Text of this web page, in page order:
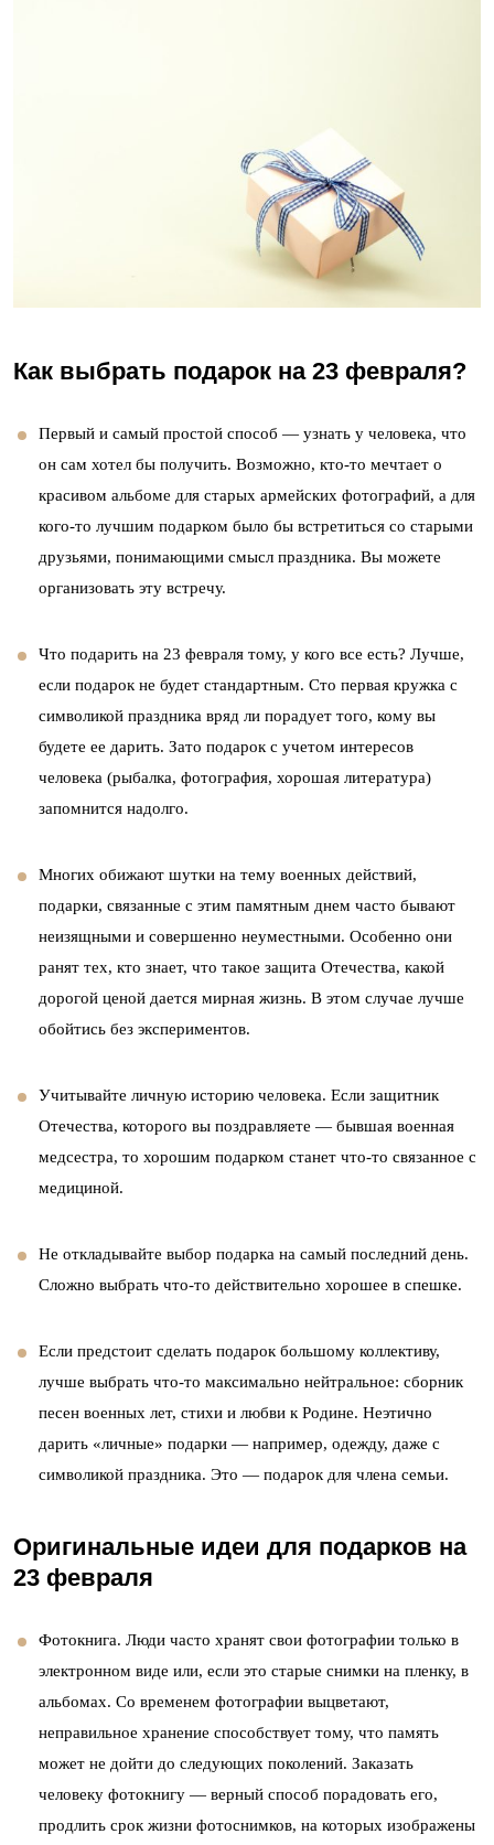
Как выбрать подарок на 23 февраля?
Первый и самый простой способ — узнать у человека, что
он сам хотел бы получить. Возможно, кто-то мечтает о
красивом альбоме для старых армейских фотографий, а для
кого-то лучшим подарком было бы встретиться со старыми
друзьями, понимающими смысл праздника. Вы можете
организовать эту встречу.
Что подарить на 23 февраля тому, у кого все есть? Лучше,
если подарок не будет стандартным. Сто первая кружка с
символикой праздника вряд ли порадует того, кому вы
будете ее дарить. Зато подарок с учетом интересов
человека (рыбалка, фотография, хорошая литература)
запомнится надолго.
Многих обижают шутки на тему военных действий,
подарки, связанные с этим памятным днем часто бывают
неизящными и совершенно неуместными. Особенно они
ранят тех, кто знает, что такое защита Отечества, какой
дорогой ценой дается мирная жизнь. В этом случае лучше
обойтись без экспериментов.
Учитывайте личную историю человека. Если защитник
Отечества, которого вы поздравляете — бывшая военная
медсестра, то хорошим подарком станет что-то связанное с
медициной.
Не откладывайте выбор подарка на самый последний день.
Сложно выбрать что-то действительно хорошее в спешке.
Если предстоит сделать подарок большому коллективу,
лучше выбрать что-то максимально нейтральное: сборник
песен военных лет, стихи и любви к Родине. Неэтично
дарить «личные» подарки — например, одежду, даже с
символикой праздника. Это — подарок для члена семьи.
Оригинальные идеи для подарков на
23 февраля
Фотокнига. Люди часто хранят свои фотографии только в
электронном виде или, если это старые снимки на пленку, в
альбомах. Со временем фотографии выцветают,
неправильное хранение способствует тому, что память
может не дойти до следующих поколений. Заказать
человеку фотокнигу — верный способ порадовать его,
продлить срок жизни фотоснимков, на которых изображены